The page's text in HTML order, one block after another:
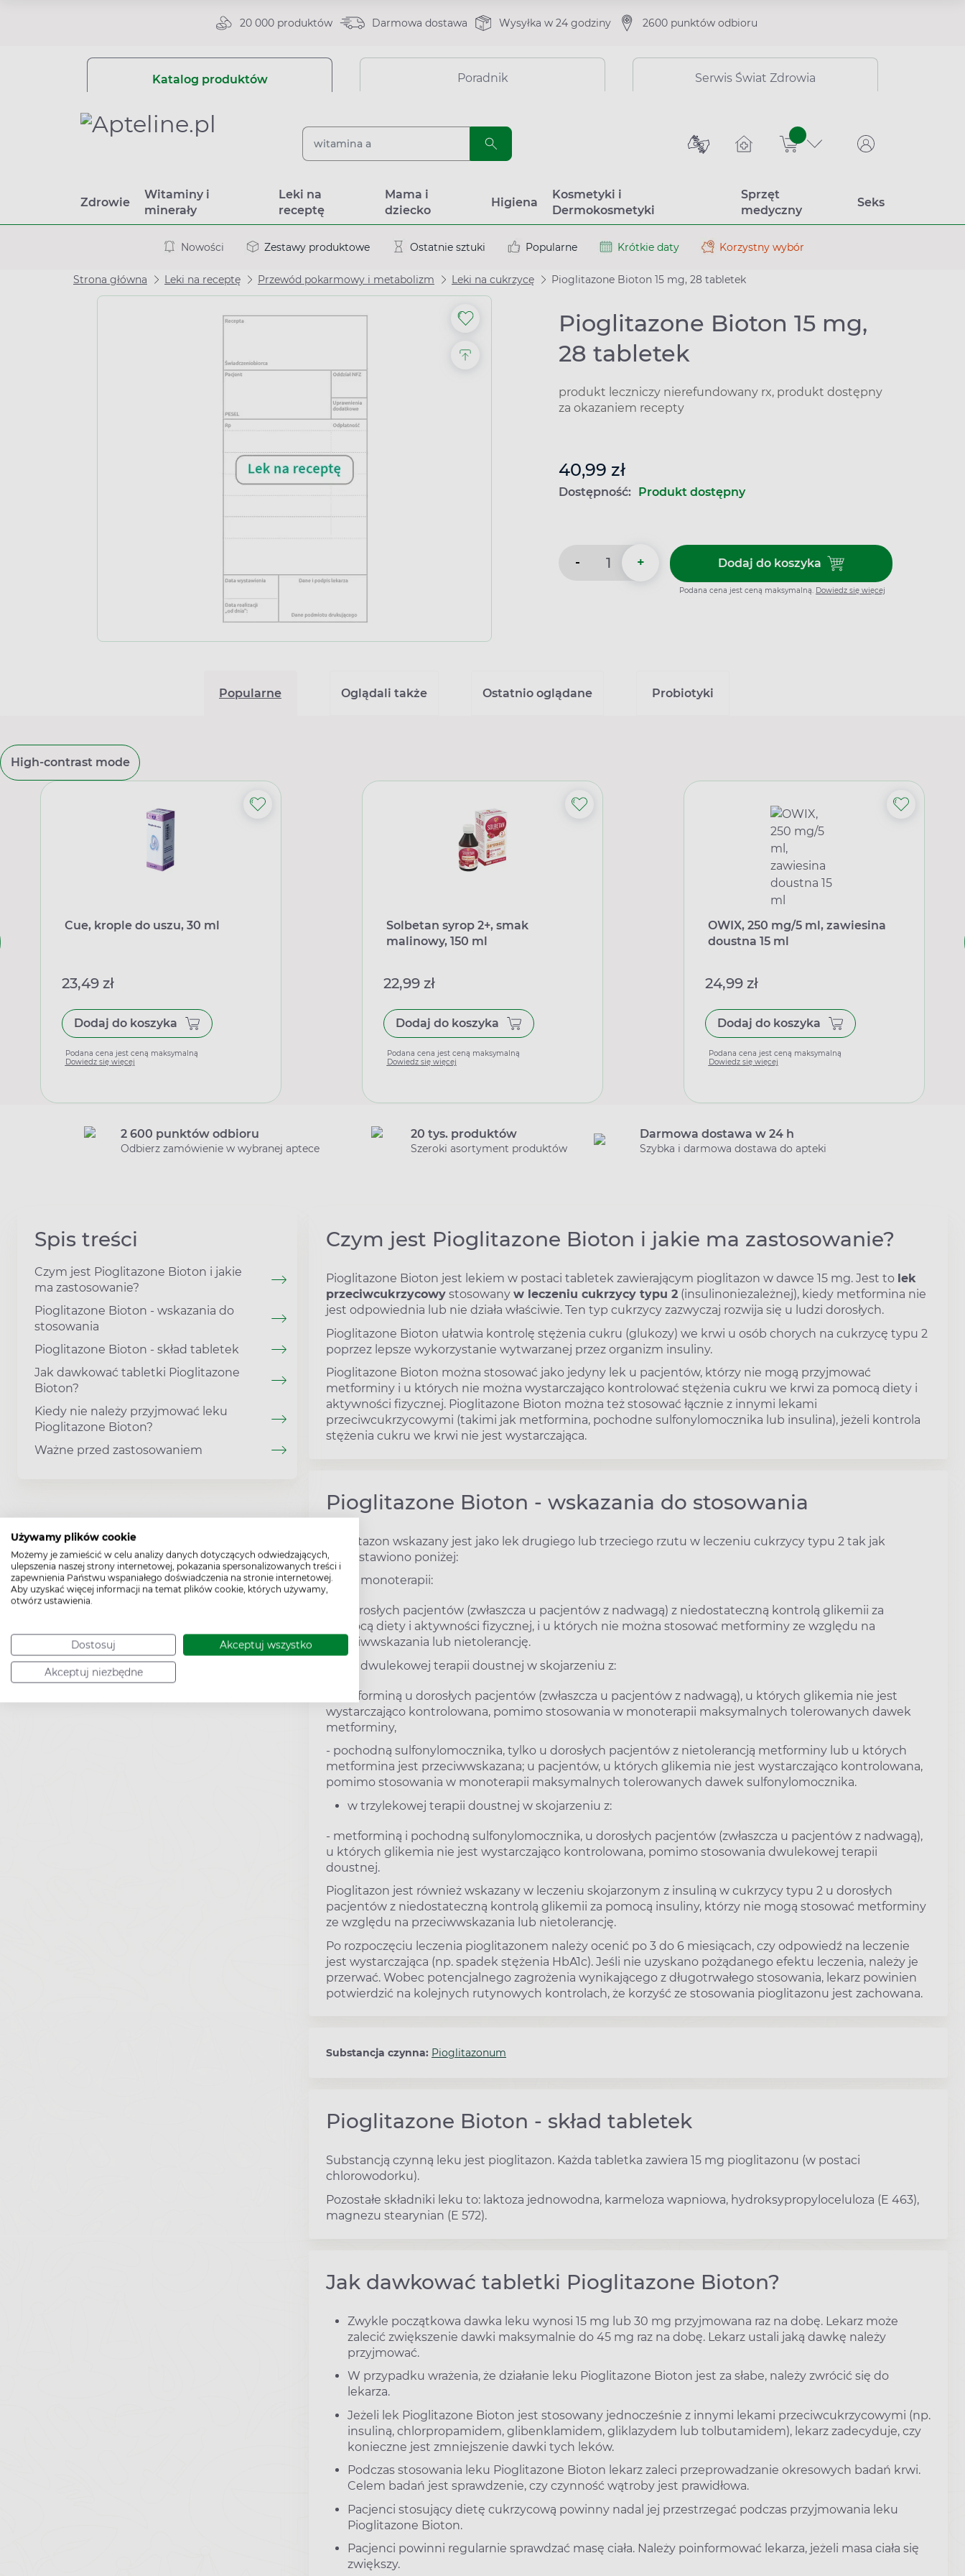
Używamy plików cookie
Możemy je zamieścić w celu analizy danych dotyczących odwiedzających,
ulepszenia naszej strony internetowej, pokazania spersonalizowanych treści i
zapewnienia Państwu wspaniałego doświadczenia na stronie internetowej.
Aby uzyskać więcej informacji na temat plików cookie, których używamy,
otwórz ustawienia.
Dostosuj Akceptuj wszystko
Akceptuj niezbędne
20 000 produktów Darmowa dostawa Wysyłka w 24 godziny 2600 punktów odbioru
Katalog produktów Poradnik Serwis Świat Zdrowia
sztuk
Zdrowie
Witaminy i
minerały
Leki na
receptę
Mama i
dziecko
Higiena
Kosmetyki i
Dermokosmetyki
Sprzęt
medyczny
Seks
Nowości Zestawy produktowe Ostatnie sztuki Popularne Krótkie daty Korzystny wybór
Strona główna Leki na receptę Przewód pokarmowy i metabolizm Leki na cukrzycę Pioglitazone Bioton 15 mg, 28 tabletek
Pioglitazone Bioton 15 mg,
28 tabletek
produkt leczniczy nierefundowany rx, produkt dostępny
za okazaniem recepty
40,99 zł
Dostępność: Produkt dostępny
- + Dodaj do koszykaDodaj do koszyka
Podana cena jest ceną maksymalną. Dowiedz się więcej
Popularne Oglądali także Ostatnio oglądane Probiotyki
High-contrast mode
Cue, krople do uszu, 30 ml
23,49 zł
Dodaj do koszyka
Podana cena jest ceną maksymalną
Dowiedz się więcej
Solbetan syrop 2+, smak
malinowy, 150 ml
22,99 zł
Dodaj do koszyka
Podana cena jest ceną maksymalną
Dowiedz się więcej
OWIX, 250 mg/5 ml, zawiesina
doustna 15 ml
24,99 zł
Dodaj do koszyka
Podana cena jest ceną maksymalną
Dowiedz się więcej
2 600 punktów odbioru
Odbierz zamówienie w wybranej aptece
20 tys. produktów
Szeroki asortyment produktów
Darmowa dostawa w 24 h
Szybka i darmowa dostawa do apteki
Spis treści
Czym jest Pioglitazone Bioton i jakie
ma zastosowanie?
Pioglitazone Bioton - wskazania do
stosowania
Pioglitazone Bioton - skład tabletek
Jak dawkować tabletki Pioglitazone
Bioton?
Kiedy nie należy przyjmować leku
Pioglitazone Bioton?
Ważne przed zastosowaniem
Czym jest Pioglitazone Bioton i jakie ma zastosowanie?
Pioglitazone Bioton jest lekiem w postaci tabletek zawierającym pioglitazon w dawce 15 mg. Jest to lek
przeciwcukrzycowy stosowany w leczeniu cukrzycy typu 2 (insulinoniezależnej), kiedy metformina nie
jest odpowiednia lub nie działa właściwie. Ten typ cukrzycy zazwyczaj rozwija się u ludzi dorosłych.
Pioglitazone Bioton ułatwia kontrolę stężenia cukru (glukozy) we krwi u osób chorych na cukrzycę typu 2
poprzez lepsze wykorzystanie wytwarzanej przez organizm insuliny.
Pioglitazone Bioton można stosować jako jedyny lek u pacjentów, którzy nie mogą przyjmować
metforminy i u których nie można wystarczająco kontrolować stężenia cukru we krwi za pomocą diety i
aktywności fizycznej. Pioglitazone Bioton można też stosować łącznie z innymi lekami
przeciwcukrzycowymi (takimi jak metformina, pochodne sulfonylomocznika lub insulina), jeżeli kontrola
stężenia cukru we krwi nie jest wystarczająca.
Pioglitazone Bioton - wskazania do stosowania
Pioglitazon wskazany jest jako lek drugiego lub trzeciego rzutu w leczeniu cukrzycy typu 2 tak jak
przedstawiono poniżej:
w monoterapii:
- u dorosłych pacjentów (zwłaszcza u pacjentów z nadwagą) z niedostateczną kontrolą glikemii za
pomocą diety i aktywności fizycznej, i u których nie można stosować metforminy ze względu na
przeciwwskazania lub nietolerancję.
w dwulekowej terapii doustnej w skojarzeniu z:
- metforminą u dorosłych pacjentów (zwłaszcza u pacjentów z nadwagą), u których glikemia nie jest
wystarczająco kontrolowana, pomimo stosowania w monoterapii maksymalnych tolerowanych dawek
metforminy,
- pochodną sulfonylomocznika, tylko u dorosłych pacjentów z nietolerancją metforminy lub u których
metformina jest przeciwwskazana; u pacjentów, u których glikemia nie jest wystarczająco kontrolowana,
pomimo stosowania w monoterapii maksymalnych tolerowanych dawek sulfonylomocznika.
w trzylekowej terapii doustnej w skojarzeniu z:
- metforminą i pochodną sulfonylomocznika, u dorosłych pacjentów (zwłaszcza u pacjentów z nadwagą),
u których glikemia nie jest wystarczająco kontrolowana, pomimo stosowania dwulekowej terapii
doustnej.
Pioglitazon jest również wskazany w leczeniu skojarzonym z insuliną w cukrzycy typu 2 u dorosłych
pacjentów z niedostateczną kontrolą glikemii za pomocą insuliny, którzy nie mogą stosować metforminy
ze względu na przeciwwskazania lub nietolerancję.
Po rozpoczęciu leczenia pioglitazonem należy ocenić po 3 do 6 miesiącach, czy odpowiedź na leczenie
jest wystarczająca (np. spadek stężenia HbA1c). Jeśli nie uzyskano pożądanego efektu leczenia, należy je
przerwać. Wobec potencjalnego zagrożenia wynikającego z długotrwałego stosowania, lekarz powinien
potwierdzić na kolejnych rutynowych kontrolach, że korzyść ze stosowania pioglitazonu jest zachowana.
Substancja czynna: Pioglitazonum
Pioglitazone Bioton - skład tabletek
Substancją czynną leku jest pioglitazon. Każda tabletka zawiera 15 mg pioglitazonu (w postaci
chlorowodorku).
Pozostałe składniki leku to: laktoza jednowodna, karmeloza wapniowa, hydroksypropyloceluloza (E 463),
magnezu stearynian (E 572).
Jak dawkować tabletki Pioglitazone Bioton?
Zwykle początkowa dawka leku wynosi 15 mg lub 30 mg przyjmowana raz na dobę. Lekarz może
zalecić zwiększenie dawki maksymalnie do 45 mg raz na dobę. Lekarz ustali jaką dawkę należy
przyjmować.
W przypadku wrażenia, że działanie leku Pioglitazone Bioton jest za słabe, należy zwrócić się do
lekarza.
Jeżeli lek Pioglitazone Bioton jest stosowany jednocześnie z innymi lekami przeciwcukrzycowymi (np.
insuliną, chlorpropamidem, glibenklamidem, gliklazydem lub tolbutamidem), lekarz zadecyduje, czy
konieczne jest zmniejszenie dawki tych leków.
Podczas stosowania leku Pioglitazone Bioton lekarz zaleci przeprowadzanie okresowych badań krwi.
Celem badań jest sprawdzenie, czy czynność wątroby jest prawidłowa.
Pacjenci stosujący dietę cukrzycową powinny nadal jej przestrzegać podczas przyjmowania leku
Pioglitazone Bioton.
Pacjenci powinni regularnie sprawdzać masę ciała. Należy poinformować lekarza, jeżeli masa ciała się
zwiększy.